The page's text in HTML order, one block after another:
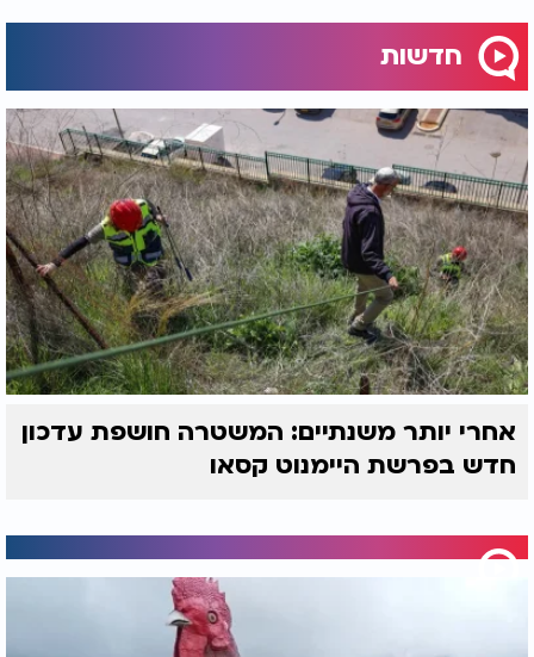
חדשות
אחרי יותר משנתיים: המשטרה חושפת עדכון
חדש בפרשת היימנוט קסאו